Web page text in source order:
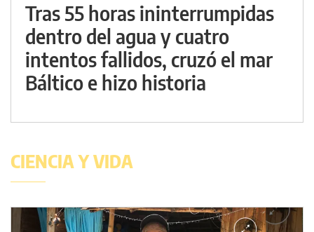
Tras 55 horas ininterrumpidas
dentro del agua y cuatro
intentos fallidos, cruzó el mar
Báltico e hizo historia
CIENCIA Y VIDA